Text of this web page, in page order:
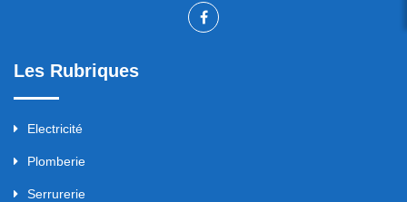
Les Rubriques
Electricité
Plomberie
Serrurerie